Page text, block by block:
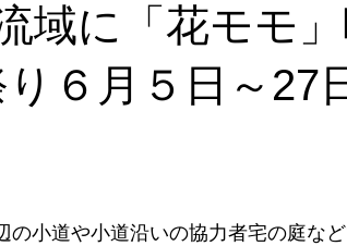
域に「花モモ
６月５日～
小道や小道沿いの協力者宅の庭な